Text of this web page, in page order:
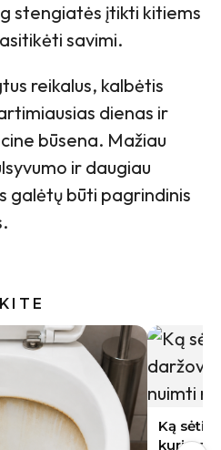
stengiatės įtikti kitiems
savimi.
reikalus, kalbėtis
dienas ir
būsena. Mažiau
ir daugiau
galėtų būti pagrindinis
9 daržovės,
rudenį
Indai po
gali būti